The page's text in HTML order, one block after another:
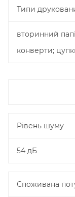
Типи
вторинний
конверти;
Рівень шуму
54 дБ
Споживана